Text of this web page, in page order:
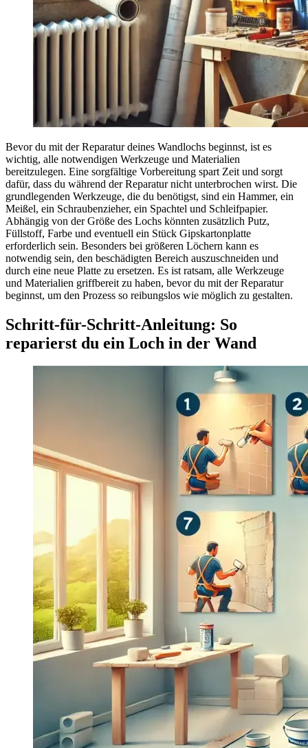
Bevor du mit der Reparatur deines Wandlochs beginnst, ist es
wichtig, alle notwendigen Werkzeuge und Materialien
bereitzulegen. Eine sorgfältige Vorbereitung spart Zeit und sorgt
dafür, dass du während der Reparatur nicht unterbrochen wirst. Die
grundlegenden Werkzeuge, die du benötigst, sind ein Hammer, ein
Meißel, ein Schraubenzieher, ein Spachtel und Schleifpapier.
Abhängig von der Größe des Lochs könnten zusätzlich Putz,
Füllstoff, Farbe und eventuell ein Stück Gipskartonplatte
erforderlich sein. Besonders bei größeren Löchern kann es
notwendig sein, den beschädigten Bereich auszuschneiden und
durch eine neue Platte zu ersetzen. Es ist ratsam, alle Werkzeuge
und Materialien griffbereit zu haben, bevor du mit der Reparatur
beginnst, um den Prozess so reibungslos wie möglich zu gestalten.
Schritt-für-Schritt-Anleitung: So
reparierst du ein Loch in der Wand